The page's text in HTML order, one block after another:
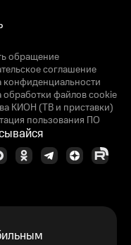
обращение
соглашение
конфиденциальности
обработки файлов cookie
КИОН (ТВ и приставки)
пользования ПО